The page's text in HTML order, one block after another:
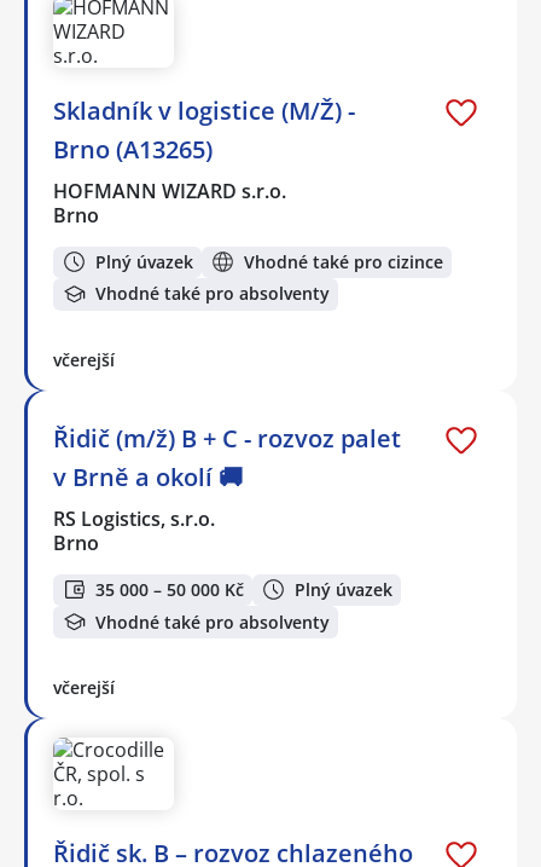
Skladník v logistice (M/Ž) -
Brno (A13265)
HOFMANN WIZARD s.r.o.
Brno
Plný úvazek
Vhodné také pro cizince
Vhodné také pro absolventy
včerejší
Řidič (m/ž) B + C - rozvoz palet
v Brně a okolí 🚚
RS Logistics, s.r.o.
Brno
35 000 – 50 000 Kč
Plný úvazek
Vhodné také pro absolventy
včerejší
Řidič sk. B – rozvoz chlazeného